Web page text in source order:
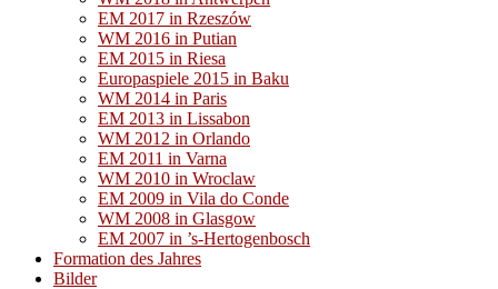
EM 2017 in Rzeszów
WM 2016 in Putian
EM 2015 in Riesa
Europaspiele 2015 in Baku
WM 2014 in Paris
EM 2013 in Lissabon
WM 2012 in Orlando
EM 2011 in Varna
WM 2010 in Wroclaw
EM 2009 in Vila do Conde
WM 2008 in Glasgow
EM 2007 in ’s-Hertogenbosch
Formation des Jahres
Bilder